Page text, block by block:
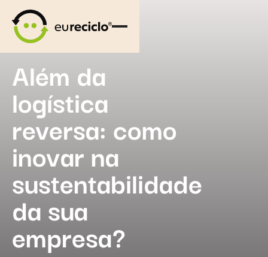
Além da
logística
reversa: como
inovar na
sustentabilidade
da sua
empresa?